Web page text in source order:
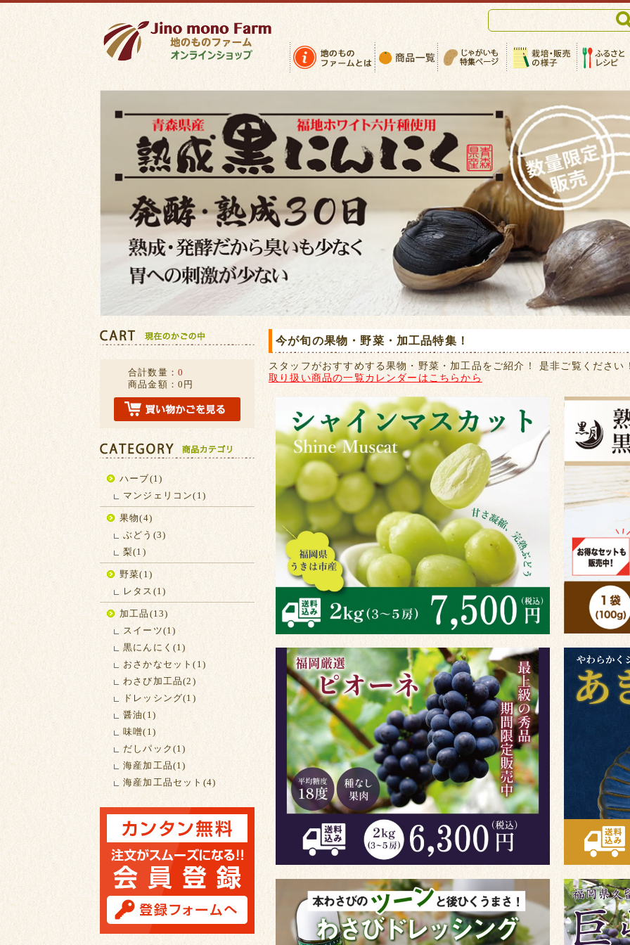
今が旬の果物・野菜・加工品特集！
スタッフがおすすめする果物・野菜・加工品をご紹介！ 是非ご覧ください
取り扱い商品の一覧カレンダーはこちらから
合計数量： 0
商品金額： 0円
ハーブ(1)
マンジェリコン(1)
果物(4)
ぶどう(3)
梨(1)
野菜(1)
レタス(1)
加工品(13)
スイーツ(1)
黒にんにく(1)
おさかなセット(1)
わさび加工品(2)
ドレッシング(1)
醤油(1)
味噌(1)
だしパック(1)
海産加工品(1)
海産加工品セット(4)